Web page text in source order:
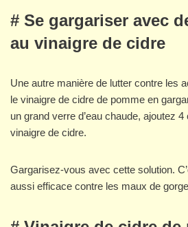
# Se gargariser avec
au vinaigre de cidre
Une autre manière de lutter contre les
le vinaigre de cidre de pomme en
un grand verre d’eau chaude, ajoutez
vinaigre de cidre.
Gargarisez-vous avec cette solution.
aussi efficace contre les maux de